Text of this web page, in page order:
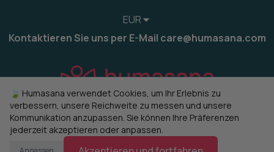
EUR
Kontaktieren Sie uns per E-Mail care@humasana.com
© 2022-2026 humasana Cookies verwalten
🍃 Humasana verwendet Cookies, um Ihr Erlebnis zu
verbessern, unsere Reichweite zu messen und unsere
Kommunikation anzupassen. Sie können Ihre Präferenzen
jederzeit akzeptieren oder anpassen.